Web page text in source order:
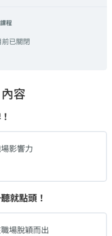
程
已關閉
容
影響力
就點頭！
場脫穎而出